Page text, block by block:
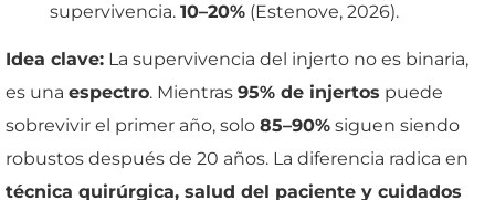
supervivencia. 10–20% (Estenove, 2026).
Idea clave: La supervivencia del injerto no es binaria,
es una espectro. Mientras 95% de injertos puede
sobrevivir el primer año, solo 85–90% siguen siendo
robustos después de 20 años. La diferencia radica en
técnica quirúrgica, salud del paciente y cuidados